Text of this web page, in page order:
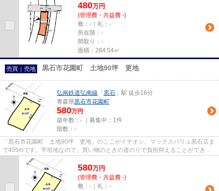
480万円
(管理費・共益費 -)
敷：-｜礼：-
所在階：-
間取り：-
面積：284.54㎡
売買｜売地 黒石市花園町 土地90坪 更地
弘南鉄道弘南線 「 黒石 」駅 徒歩16分
青森県黒石市花園町
580万円
築年数：- ｜募集中： 1件
階数：-
「黒石市花園町 土地90坪 更地」のここがイチオシ。マックスバリュ黒石店ま
で455mです。平坦地なので、買い物のときの道のりで負担抑えることができま
すよ。あまり広いとは言えませ...
580万円
(管理費・共益費 -)
敷：-｜礼：-